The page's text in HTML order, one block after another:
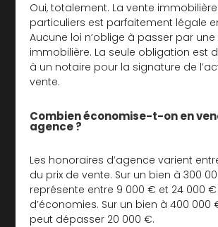
Oui, totalement. La vente
particuliers est parfaitement légale
Aucune loi n’oblige à passer par
immobilière. La seule obligation est
à un notaire pour la signature de
vente.
Combien économise-t-on en
agence ?
Les honoraires d’agence varient
du prix de vente. Sur un bien à 300
représente entre 9 000 € et 24 000 €
d’économies. Sur un bien à 400 000
peut dépasser 20 000 €.